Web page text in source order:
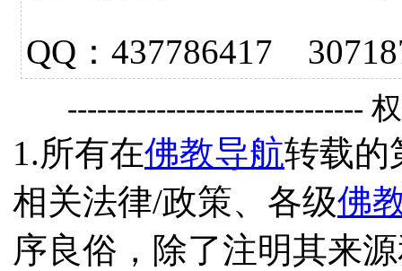
QQ：437786417
------------------------------
1.所有在佛教导航转载的
相关法律/政策、各级佛
序良俗，除了注明其来